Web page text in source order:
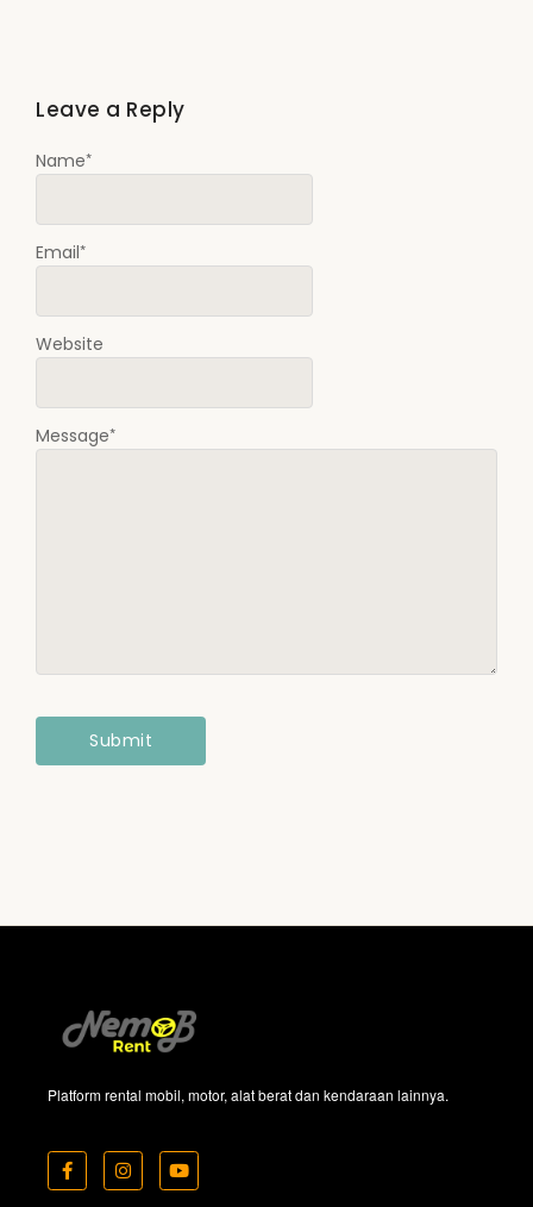
Leave a Reply
Message*
Name*
Email*
Website
Platform rental mobil, motor, alat berat dan kendaraan lainnya.